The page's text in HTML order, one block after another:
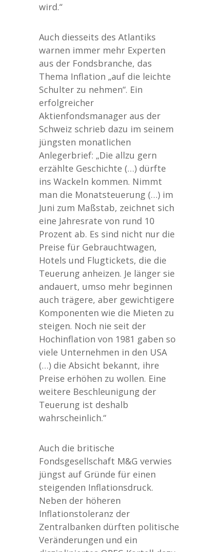
wird.“
Auch diesseits des Atlantiks
warnen immer mehr Experten
aus der Fondsbranche, das
Thema Inflation „auf die leichte
Schulter zu nehmen“. Ein
erfolgreicher
Aktienfondsmanager aus der
Schweiz schrieb dazu im seinem
jüngsten monatlichen
Anlegerbrief: „Die allzu gern
erzählte Geschichte (…) dürfte
ins Wackeln kommen. Nimmt
man die Monatsteuerung (…) im
Juni zum Maßstab, zeichnet sich
eine Jahresrate von rund 10
Prozent ab. Es sind nicht nur die
Preise für Gebrauchtwagen,
Hotels und Flugtickets, die die
Teuerung anheizen. Je länger sie
andauert, umso mehr beginnen
auch trägere, aber gewichtigere
Komponenten wie die Mieten zu
steigen. Noch nie seit der
Hochinflation von 1981 gaben so
viele Unternehmen in den USA
(…) die Absicht bekannt, ihre
Preise erhöhen zu wollen. Eine
weitere Beschleunigung der
Teuerung ist deshalb
wahrscheinlich.“
Auch die britische
Fondsgesellschaft M&G verwies
jüngst auf Gründe für einen
steigenden Inflationsdruck.
Neben der höheren
Inflationstoleranz der
Zentralbanken dürften politische
Veränderungen und ein